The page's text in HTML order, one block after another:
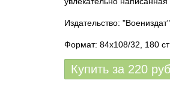
Издательство: "Воениздат"
Формат: 84x108/32, 180
Купить за 220 руб